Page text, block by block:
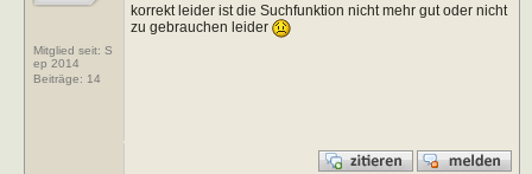
Mitglied seit: S
ep 2014
Beiträge: 14
korrekt leider ist die Suchfunktion nicht mehr gut oder nicht
zu gebrauchen leider